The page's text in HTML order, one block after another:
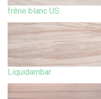
frêne blanc US
Liquidambar